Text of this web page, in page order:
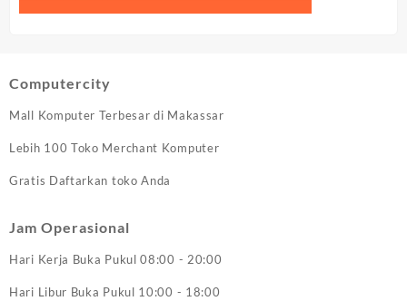
Computercity
Mall Komputer Terbesar di Makassar
Lebih 100 Toko Merchant Komputer
Gratis Daftarkan toko Anda
Jam Operasional
Hari Kerja Buka Pukul 08:00 - 20:00
Hari Libur Buka Pukul 10:00 - 18:00